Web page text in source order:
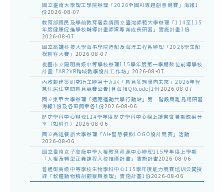
國立臺南大學理工學院辦理「2026全國AI專題創意競賽」海報1
份2026-08-07
教育部國民及學前教育署委請國立臺灣師範大學辦理「114至115
年度健康促進學校輔導計畫師資專業成長研習」實施計畫1份
2026-08-07
國立高雄科技大學海事學院造船及海洋工程系辦理「2026學生船
模創客大賽」 2026-08-07
桃園市立陽明高級中等學校辦理115學年度第一學期數位前導學校
計畫「AR2VR跨域教學設計工作坊」 2026-08-07
內政部建築研究所主辦第十九屆「創意狂想巢向未來」2026年智
慧化居住空間創意競賽公告(含海報QRcode)1份2026-08-07
國立東華大學辦理「適應運動共學行動站」第二階段與離島場研習
海報1份及各區簡章各1份2026-08-06
歷史學科中心辦理114學年度歷史學科中心線上讀書會暑期成果分
享（如附件） 2026-08-06
國立高雄餐旅大學辦理「AI+智慧餐飲LOGO設計競賽」活動
2026-08-06
國立臺南女子高級中學人權教育資源中心辦理115學年度上學期
「人權及轉型正義課程入校推廣計畫」實施計畫2026-08-06
普通型高級中等學校生物學科中心115學年度能力競賽培訓公開授
課「軟體動物解剖觀察與推理」實施計畫1份2026-08-06